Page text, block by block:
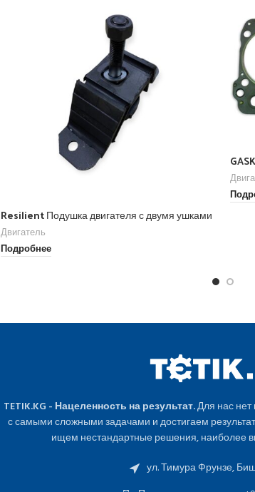
Resilient Подушка двигателя с двумя ушками
Двигатель
Подробнее
TETIK.KG - Нацеленность на результат.Для нас
с самыми сложными задачами и достигаем
ищем нестандартные решения, наиболее
ул. Тимура Фрунзе,